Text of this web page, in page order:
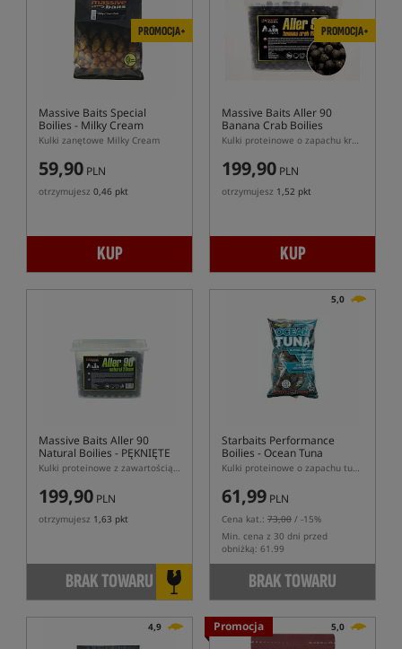
PROMOCJA+
Massive Baits Special
Boilies - Milky Cream
Kulki zanętowe Milky Cream
59,90 PLN
otrzymujesz 0,46 pkt
KUP
PROMOCJA+
Massive Baits Aller 90
Banana Crab Boilies
Kulki proteinowe o zapachu kraba i banana z zawartością 90% pelletu Aller Aqua
199,90 PLN
otrzymujesz 1,52 pkt
KUP
Massive Baits Aller 90
Natural Boilies - PĘKNIĘTE
WIADRO
Kulki proteinowe z zawartością 90% pelletu Aller Aqua o naturalnym zapachu
199,90 PLN
otrzymujesz 1,63 pkt
BRAK TOWARU
5,0
Starbaits Performance
Boilies - Ocean Tuna
Kulki proteinowe o zapachu tuńczyka
61,99 PLN
Cena kat.: 73,00 / -15%
Min. cena z 30 dni przed
obniżką: 61.99
BRAK TOWARU
4,9 Promocja 5,0